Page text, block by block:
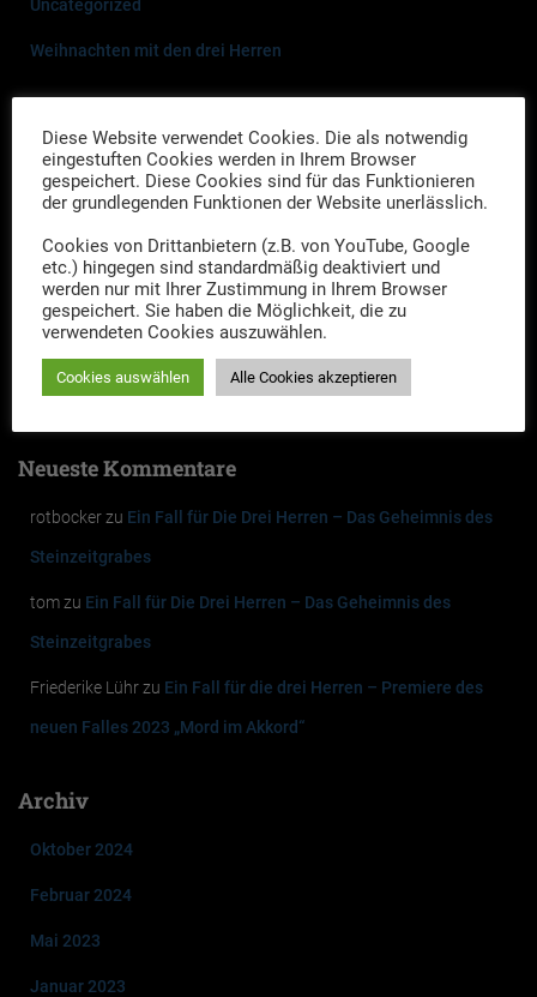
Uncategorized
Weihnachten mit den drei Herren
Neueste Beiträge
Drei Herren-Drei Gänge: Ein kriminell-kulinarischer Abend
Termine, Termine…
Links zu den Veranstaltungen im Maritim Hotel Bellevue in Kiel
Neues Jahr, neue Termine
Online-Tickets für die Auftritte in Husum und die Premiere im
Studio-Kino Kiel
Neueste Kommentare
rotbockerzu Ein Fall für Die Drei Herren – Das Geheimnis des
Steinzeitgrabes
tomzu Ein Fall für Die Drei Herren – Das Geheimnis des
Steinzeitgrabes
Friederike Lührzu Ein Fall für die drei Herren – Premiere des
neuen Falles 2023 „Mord im Akkord“
Archiv
Oktober 2024
Februar 2024
Mai 2023
Januar 2023
Diese Website verwendet Cookies. Die als notwendig
eingestuften Cookies werden in Ihrem Browser
gespeichert. Diese Cookies sind für das Funktionieren
der grundlegenden Funktionen der Website unerlässlich.
Cookies von Drittanbietern (z.B. von YouTube, Google
etc.) hingegen sind standardmäßig deaktiviert und
werden nur mit Ihrer Zustimmung in Ihrem Browser
gespeichert. Sie haben die Möglichkeit, die zu
verwendeten Cookies auszuwählen.
Cookies auswählen Alle Cookies akzeptieren